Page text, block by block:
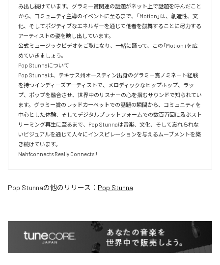
み出し続けています。グラミー賞関連の話題がネット上で話題を呼んだこと
から、コミュニティ主導のイベントに至るまで、「Motion」は、創造性、文
化、そしてポジティブなエネルギーを通じて他者を鼓舞することに尽力する
アーティストの姿を映し出しています。
公式ミュージックビデオをご覧になり、一緒に踊って、この「Motion」を広
めていきましょう。
Pop Stunnaについて
Pop Stunnaは、テキサス州オースティン出身のグラミー賞ノミネート経験
を持つインディーズアーティストで、メロディックなヒップホップ、ラッ
プ、ポップを融合させ、世界中のリスナーの心を掴むサウンドで知られてい
ます。グラミー賞のレッドカーペットでの話題の瞬間から、コミュニティを
中心とした体験、そしてデジタルプラットフォームでの数百万回に及ぶスト
リーミング再生に至るまで、Pop Stunnaは音楽、文化、そして忘れられな
いビジュアルを通じて人々にインスピレーションを与えるムーブメントを築
き続けています。
Pop Stunnaの他のリリース： Pop Stunna